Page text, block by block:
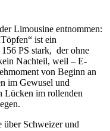
Limousine entnommen:
ist ein
PS stark, der ohne
Nachteil, weil – E-
von Beginn an
im Gewusel und
Lücken im rollenden
über Schweizer und